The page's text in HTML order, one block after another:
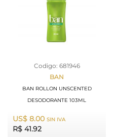
Codigo: 681946
BAN
BAN ROLLON UNSCENTED
DESODORANTE 103ML
US$ 8.00 SIN IVA
R$ 41.92